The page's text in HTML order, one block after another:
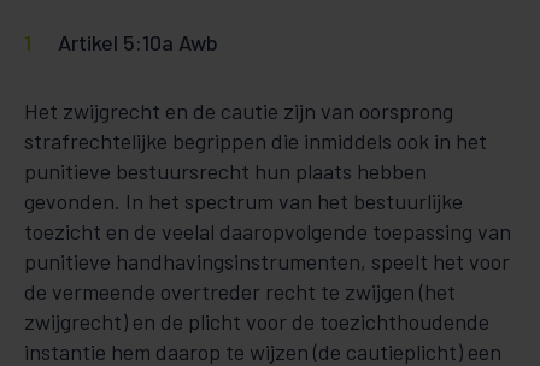
Artikel 5:10a Awb
Het zwijgrecht en de cautie zijn van oorsprong
strafrechtelijke begrippen die inmiddels ook in het
punitieve bestuursrecht hun plaats hebben
gevonden. In het spectrum van het bestuurlijke
toezicht en de veelal daaropvolgende toepassing van
punitieve handhavingsinstrumenten, speelt het voor
de vermeende overtreder recht te zwijgen (het
zwijgrecht) en de plicht voor de toezichthoudende
instantie hem daarop te wijzen (de cautieplicht) een